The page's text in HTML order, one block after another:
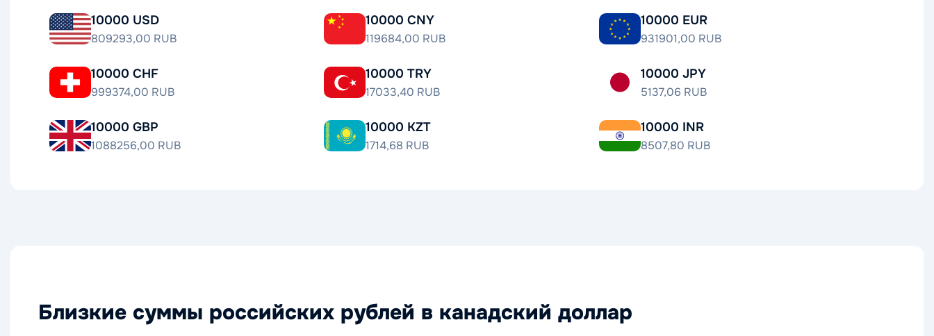
10000 USD
809293,00 RUB
10000 CNY
119684,00 RUB
10000 EUR
931901,00 RUB
10000 CHF
999374,00 RUB
10000 TRY
17033,40 RUB
10000 JPY
5137,06 RUB
10000 GBP
1088256,00 RUB
10000 KZT
1714,68 RUB
10000 INR
8507,80 RUB
Близкие суммы российских рублей в канадский доллар